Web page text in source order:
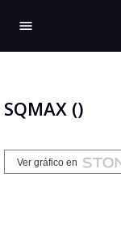
menu
SQMAX ()